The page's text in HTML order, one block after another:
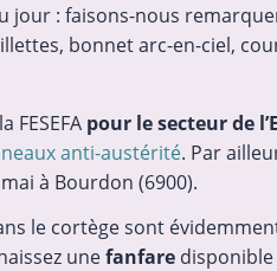
jour : faisons-nous
bonnet arc-en-ciel,
FESEFA pour le secteur de
anti-austérité. Par
à Bourdon (6900).
le cortège sont
unefanfaredisponible